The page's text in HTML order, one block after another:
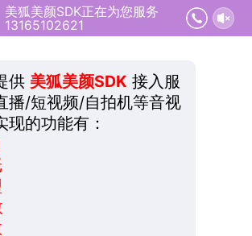
美狐美颜SDK正在为您服务
13165102621
08-08 04:04:57 开始沟通
供 美狐美颜SDK 接入服
播/短视频/自拍机等音视
现的功能有：